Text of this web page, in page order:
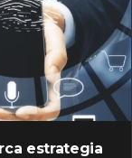
estrategia